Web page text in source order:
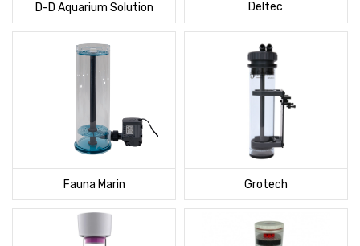
D-D Aquarium Solution Deltec
Fauna Marin Grotech